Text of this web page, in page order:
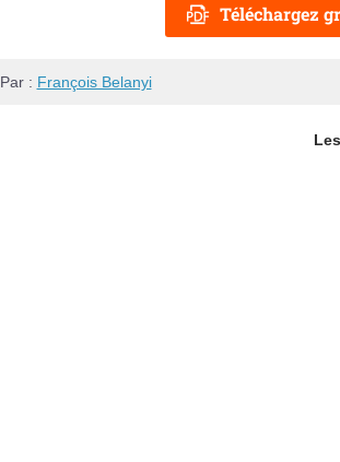
Téléchargez
Par : François Belanyi